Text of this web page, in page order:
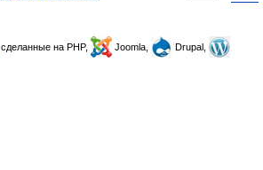
, сделанные на PHP, Joomla,
Drupal,